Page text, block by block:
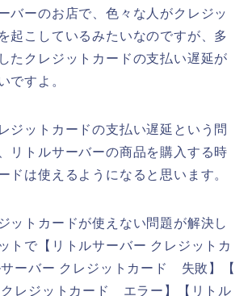
バーのお店で、色々な人がクレジッ
起こしているみたいなのですが、多
たクレジットカードの支払い遅延が
ですよ。
ジットカードの支払い遅延という問
リトルサーバーの商品を購入する時
ドは使えるようになると思います。
ットカードが使えない問題が解決し
トで【リトルサーバー クレジットカ
ーバー クレジットカード 失敗】【
クレジットカード エラー】【リトル